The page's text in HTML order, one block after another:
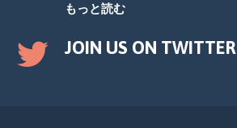
もっと読む
JOIN US ON TWITTER